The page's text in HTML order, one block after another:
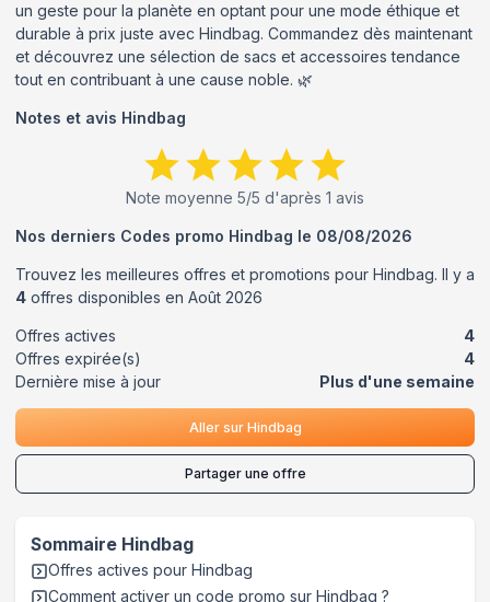
un geste pour la planète en optant pour une mode éthique et
durable à prix juste avec Hindbag. Commandez dès maintenant
et découvrez une sélection de sacs et accessoires tendance
tout en contribuant à une cause noble. 🌿
Notes et avis Hindbag
Note moyenne 5/5 d'après 1 avis
Nos derniers Codes promo Hindbag le 08/08/2026
Trouvez les meilleures offres et promotions pour Hindbag. Il y a
4 offres disponibles en Août 2026
Offres actives
4
Offres expirée(s)
4
Dernière mise à jour
Plus d'une semaine
Aller sur Hindbag
Partager une offre
Sommaire Hindbag
Offres actives pour Hindbag
Comment activer un code promo sur Hindbag ?